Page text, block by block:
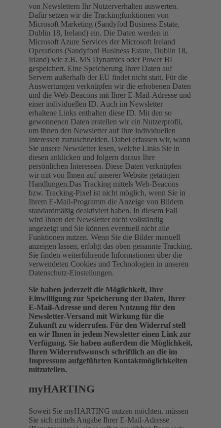
von Newslettern Ihr Nutzerverhalten auswerten.
Dafür setzen wir die Trackingfunktionen von
Microsoft Marketing (Sandyfod Business Estate,
Dublin 18, Ireland) ein. Die Daten werden in
Microsoft Azure Services der Microsoft Ireland
Operations (Sandyford Business Estate, Dublin 18,
Irland) wie z.B. MS Dynamics oder Power BI
gespeichert. Eine Speicherung Ihrer Daten auf
Servern außerhalb der EU findet nicht statt. Für die
Auswertungen verknüpfen wir die erhobenen Daten
und die Web-Beacons mit Ihrer E-Mail-Adresse und
einer individuellen ID. Auch im Newsletter
erhaltene Links enthalten diese ID. Mit den so
gewonnenen Daten erstellen wir ein Nutzerprofil,
um Ihnen den Newsletter auf Ihre individuellen
Interessen zuzuschneiden. Dabei erfassen wir, wann
Sie unsere Newsletter lesen, welche Links Sie in
diesen anklicken und folgern daraus Ihre
persönlichen Interessen. Diese Daten verknüpfen
wir mit von Ihnen auf unserer Website getätigten
Handlungen.Das Tracking mittels Web-Beacons
bzw. Tracking-Pixel ist nicht möglich, wenn Sie in
Ihrem E-Mail-Programm die Anzeige von Bildern
standardmäßig deaktiviert haben. In diesem Fall
wird Ihnen der Newsletter nicht vollständig
angezeigt und Sie können eventuell nicht alle
Funktionen nutzen. Wenn Sie die Bilder manuell
anzeigen lassen, erfolgt das oben genannte Tracking.
Sie finden weiterführende Informationen über die
verwendeten Cookies und Technologien in unseren
Datenschutz-Einstellungen.
Sie haben jederzeit die Möglichkeit, Ihre
Einwilligung zur Speicherung der Daten, Ihrer
E-Mail-Adresse und deren Nutzung für den
Newsletter-Versand mit Wirkung für die
Zukunft zu widerrufen. Für den Widerruf stell
en wir Ihnen in jedem Newsletter einen Link zur
Verfügung. Sie haben außerdem die Möglichkeit,
Ihren Widerrufswunsch schriftlich an die im
Impressum aufgeführten Kontaktmöglichkeiten
mitzuteilen.
myHARTING
Soweit Sie myHARTING nutzen möchten, müssen
Sie sich mittels Angabe Ihrer E-Mail-Adresse